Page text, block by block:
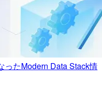
ったModern Data Stack情